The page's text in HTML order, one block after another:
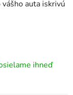
auta iskrivú
ihneď